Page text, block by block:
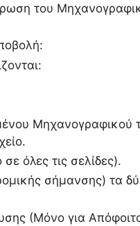
του
Μηχανογραφικού
όλες τις σελίδες).
σήμανσης) τα
(Μόνο για